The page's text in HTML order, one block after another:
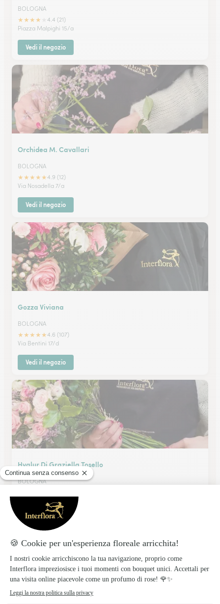
BOLOGNA
★★★★
4.4 (21)
Piazza Malpighi 15/a
Vedi il negozio
Orchidea M. Cavallari
BOLOGNA
★★★★★4.9 (12)
Via Nosadella 7/a
Vedi il negozio
Gozza Viviana
BOLOGNA
★★★★★4.6 (107)
Via Bentini 17/d
Vedi il negozio
Hvalur Di Graziella Tosello
BOLOGNA
Via dell'Artigiano 7/A
Vedi il negozio